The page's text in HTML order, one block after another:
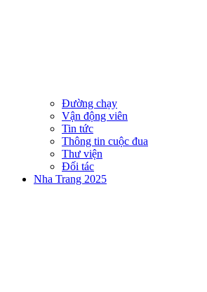
Đường chạy
Vận động viên
Tin tức
Thông tin cuộc đua
Thư viện
Đối tác
Nha Trang 2025